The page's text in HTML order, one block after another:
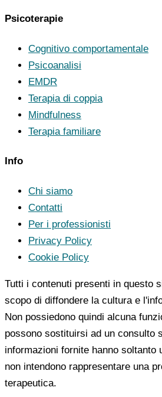
Psicoterapie
Cognitivo comportamentale
Psicoanalisi
EMDR
Terapia di coppia
Mindfulness
Terapia familiare
Info
Chi siamo
Contatti
Per i professionisti
Privacy Policy
Cookie Policy
Tutti i contenuti presenti in questo
scopo di diffondere la cultura e
Non possiedono quindi alcuna
possono sostituirsi ad un consulto
informazioni fornite hanno soltanto
non intendono rappresentare una
terapeutica.